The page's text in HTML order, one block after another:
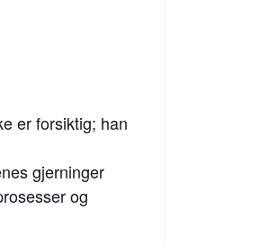
er forsiktig; han
gjerninger
og